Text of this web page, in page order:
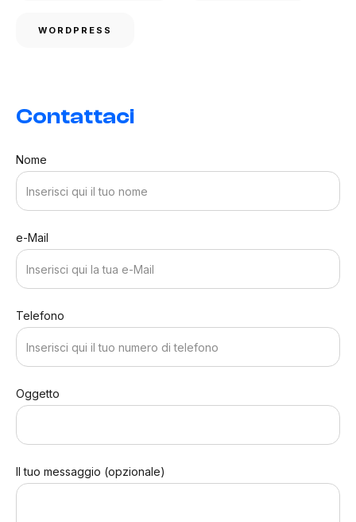
WORDPRESS
Contattaci
Nome
e-Mail
Telefono
Oggetto
Il tuo messaggio (opzionale)